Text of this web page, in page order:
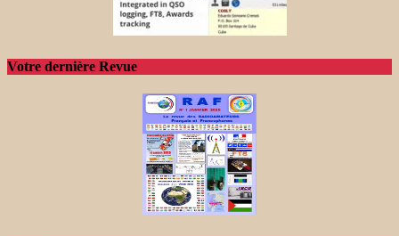
Votre dernière Revue